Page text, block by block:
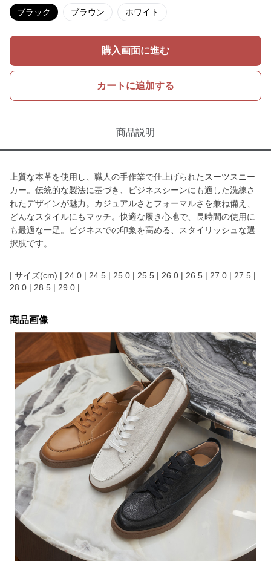
ブラック ブラウン ホワイト
購入画面に進む
カートに追加する
商品説明
上質な本革を使用し、職人の手作業で仕上げられたスーツスニー
カー。伝統的な製法に基づき、ビジネスシーンにも適した洗練さ
れたデザインが魅力。カジュアルさとフォーマルさを兼ね備え、
どんなスタイルにもマッチ。快適な履き心地で、長時間の使用に
も最適な一足。ビジネスでの印象を高める、スタイリッシュな選
択肢です。
| サイズ(cm) | 24.0 | 24.5 | 25.0 | 25.5 | 26.0 | 26.5 | 27.0 | 27.5 |
28.0 | 28.5 | 29.0 |
商品画像